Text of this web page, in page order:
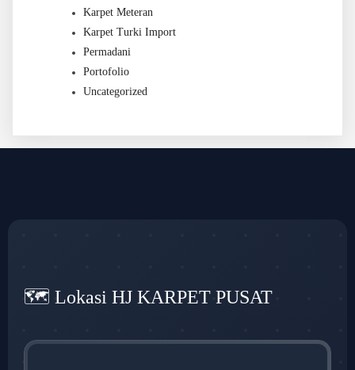
Karpet Meteran
Karpet Turki Import
Permadani
Portofolio
Uncategorized
🗺️ Lokasi HJ KARPET PUSAT